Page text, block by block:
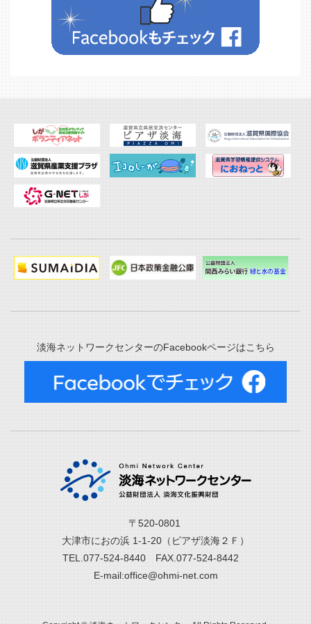
淡海ネットワークセンターのFacebookページはこちら
〒520-0801
大津市におの浜 1-1-20（ピアザ淡海２Ｆ）
TEL.077-524-8440 FAX.077-524-8442
E-mail:office@ohmi-net.com